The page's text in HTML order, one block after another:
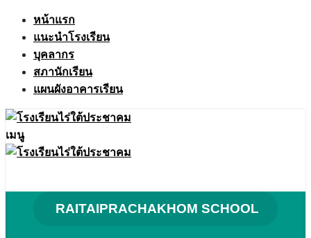
Skip
content
หน้าแรก
แนะนำโรงเรียน
บุคลากร
สภานักเรียน
แผนผังอาคารเรียน
เมนู
RAITAIPRACHAKHOM SCHOOL